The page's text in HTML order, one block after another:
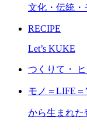
文化・伝統・
RECIPE
Let’s KUKE
つくりて・
モノ＝LIFE＝
から生まれた